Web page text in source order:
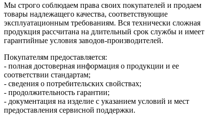
Мы строго соблюдаем права своих покупателей и продаем
товары надлежащего качества, соответствующие
эксплуатационным требованиям. Вся технически сложная
продукция рассчитана на длительный срок службы и имеет
гарантийные условия заводов-производителей.
Покупателям предоставляется:
- полная достоверная информация о продукции и ее
соответствии стандартам;
- сведения о потребительских свойствах;
- продолжительность гарантии;
- документация на изделие с указанием условий и мест
предоставления сервисной поддержки.